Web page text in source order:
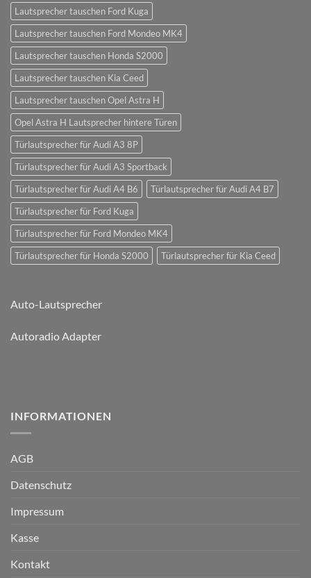
Lautsprecher tauschen Ford Kuga
Lautsprecher tauschen Ford Mondeo MK4
Lautsprecher tauschen Honda S2000
Lautsprecher tauschen Kia Ceed
Lautsprecher tauschen Opel Astra H
Opel Astra H Lautsprecher hintere Türen
Türlautsprecher für Audi A3 8P
Türlautsprecher für Audi A3 Sportback
Türlautsprecher für Audi A4 B6
Türlautsprecher für Audi A4 B7
Türlautsprecher für Ford Kuga
Türlautsprecher für Ford Mondeo MK4
Türlautsprecher für Honda S2000
Türlautsprecher für Kia Ceed
Auto-Lautsprecher
Autoradio Adapter
INFORMATIONEN
AGB
Datenschutz
Impressum
Kasse
Kontakt